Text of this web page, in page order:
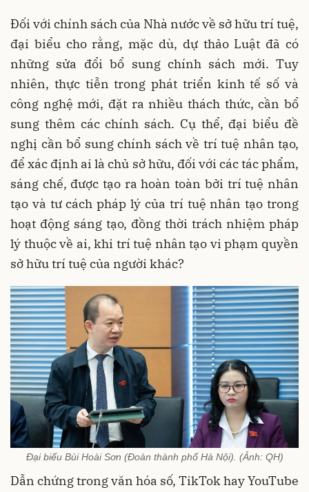
Đối với chính sách của Nhà nước về sở hữu trí tuệ,
đại biểu cho rằng, mặc dù, dự thảo Luật đã có
những sửa đổi bổ sung chính sách mới. Tuy
nhiên, thực tiễn trong phát triển kinh tế số và
công nghệ mới, đặt ra nhiều thách thức, cần bổ
sung thêm các chính sách. Cụ thể, đại biểu đề
nghị cần bổ sung chính sách về trí tuệ nhân tạo,
để xác định ai là chủ sở hữu, đối với các tác phẩm,
sáng chế, được tạo ra hoàn toàn bởi trí tuệ nhân
tạo và tư cách pháp lý của trí tuệ nhân tạo trong
hoạt động sáng tạo, đồng thời trách nhiệm pháp
lý thuộc về ai, khi trí tuệ nhân tạo vi phạm quyền
sở hữu trí tuệ của người khác?
Đại biểu Bùi Hoài Sơn (Đoàn thành phố Hà Nội). (Ảnh: QH)
Dẫn chứng trong văn hóa số, TikTok hay YouTube